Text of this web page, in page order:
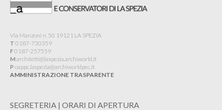
Via Manzoni n. 50 19121 LA SPEZIA
T 0187-730359
F0187-257559
Marchitetti@laspezia.archiworld.it
P oappc.laspezia@archiworldpec.it​
AMMINISTRAZIONE TRASPARENTE
SEGRETERIA | ORARI DI APERTURA